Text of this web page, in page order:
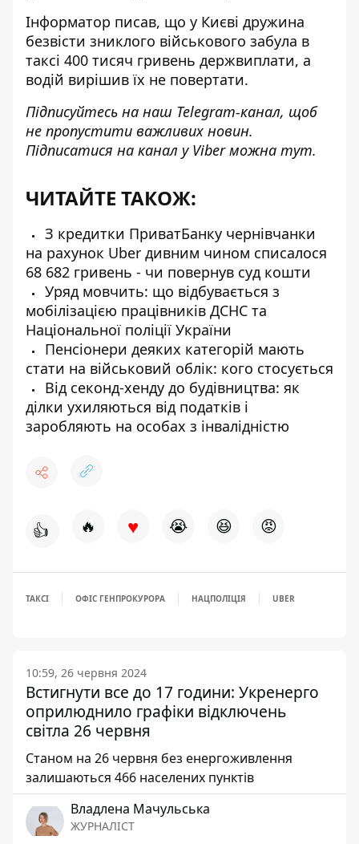
Інформатор писав, що у Києві дружина
безвісти зниклого військового забула в
таксі 400 тисяч гривень держвиплати, а
водій вирішив їх не повертати.
Підписуйтесь на наш Telegram-канал, щоб
не пропустити важливих новин.
Підписатися на канал у Viber можна тут.
ЧИТАЙТЕ ТАКОЖ:
З кредитки ПриватБанку чернівчанки
на рахунок Uber дивним чином списалося
68 682 гривень - чи повернув суд кошти
Уряд мовчить: що відбувається з
мобілізацією працівників ДСНС та
Національної поліції України
Пенсіонери деяких категорій мають
стати на військовий облік: кого стосується
Від секонд-хенду до будівництва: як
ділки ухиляються від податків і
заробляють на особах з інвалідністю
👍 🔥 ♥ 😭 😆 😡
ТАКСІ ОФІС ГЕНПРОКУРОРА НАЦПОЛІЦІЯ UBER
10:59, 26 червня 2024
Встигнути все до 17 години: Укренерго
оприлюднило графіки відключень
світла 26 червня
Станом на 26 червня без енергоживлення
залишаються 466 населених пунктів
Владлена Мачульська
ЖУРНАЛІСТ